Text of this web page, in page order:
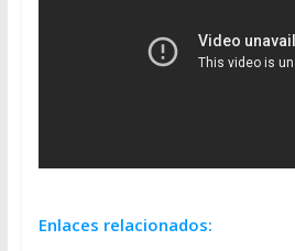
Enlaces relacionados: